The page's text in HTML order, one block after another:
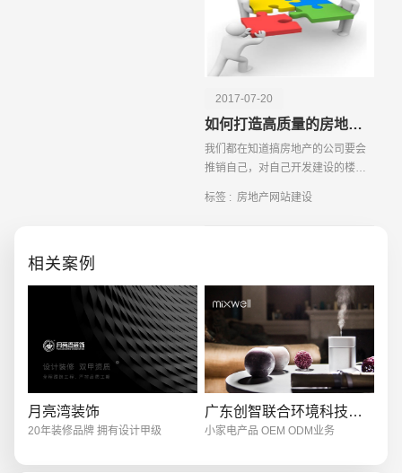
2017-07-20
如何打造高质量的房地产网站 技巧分享
我们都在知道搞房地产的公司要会
推销自己，对自己开发建设的楼盘
进行网站建设了，而房地产网站的
标签 : 房地产网站建设
相关案例
月亮湾装饰
20年装修品牌 拥有设计甲级
广东创智联合环境科技有限公司
小家电产品 OEM ODM业务
· 标准企业官网建设 · 外贸网